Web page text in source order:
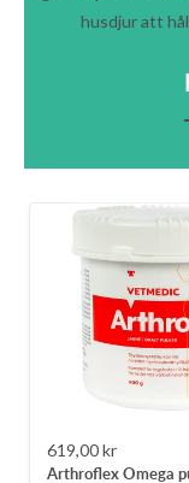
husdjur att
Rea-
pris
619,00 kr
Arthroflex Omega